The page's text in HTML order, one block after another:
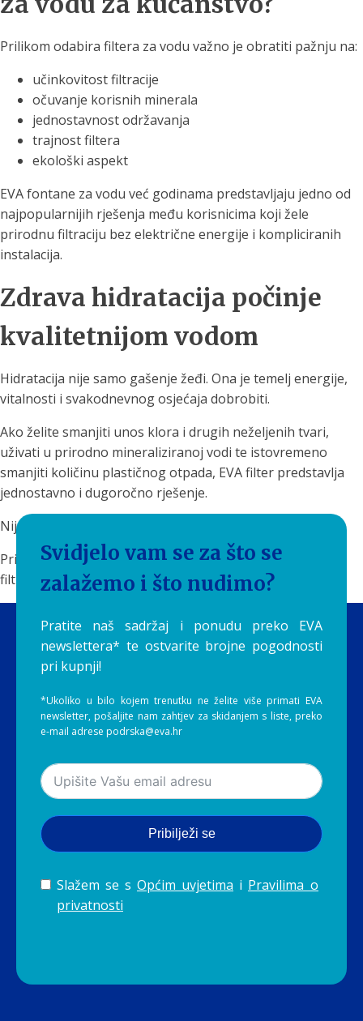
Prilikom odabira filtera za vodu važno je obratiti pažnju na:
učinkovitost filtracije
očuvanje korisnih minerala
jednostavnost održavanja
trajnost filtera
ekološki aspekt
EVA fontane za vodu već godinama predstavljaju jedno od
najpopularnijih rješenja među korisnicima koji žele
prirodnu filtraciju bez električne energije i kompliciranih
instalacija.
Zdrava hidratacija počinje
kvalitetnijom vodom
Hidratacija nije samo gašenje žeđi. Ona je temelj energije,
vitalnosti i svakodnevnog osjećaja dobrobiti.
Ako želite smanjiti unos klora i drugih neželjenih tvari,
uživati u prirodno mineraliziranoj vodi te istovremeno
smanjiti količinu plastičnog otpada, EVA filter predstavlja
jednostavno i dugoročno rješenje.
Nije svaka voda ista.
Priuštite sebi i svojoj obitelji čistu, ukusnu i prirodno
filtriranu vodu svaki dan uz EVA filtere by Aquilia.
Svidjelo vam se za što se
zalažemo i što nudimo?
Pratite naš sadržaj i ponudu preko EVA
newslettera* te ostvarite brojne pogodnosti
pri kupnji!
*Ukoliko u bilo kojem trenutku ne želite više primati EVA
newsletter, pošaljite nam zahtjev za skidanjem s liste, preko
e-mail adrese podrska@eva.hr
Pribilježi se
Slažem se s Općim uvjetima i Pravilima o
privatnosti